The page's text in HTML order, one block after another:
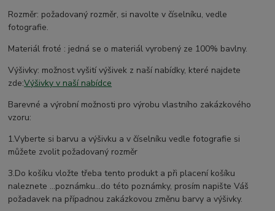
Rozměr: požadovaný rozměr, si navolte v číselníku, vedle
fotografie.
Materiál froté : jedná se o materiál vyrobený ze 100% bavlny.
Výšivky: možnost vyšití výšivek z naší nabídky, které najdete
zde:Výšivky v naší nabídce
Barevné a výrobní možnosti pro výrobu vlastního zakázkového
vzoru:
1.Vyberte si barvu a výšivku a v číselníku vedle fotografie si
můžete zvolit požadovaný rozměr
3.Do košíku vložte třeba tento produkt a při placení košíku
naleznete ...poznámku...do této poznámky, prosím napište Váš
požadavek na případnou zakázkovou změnu barvy a výšivky.